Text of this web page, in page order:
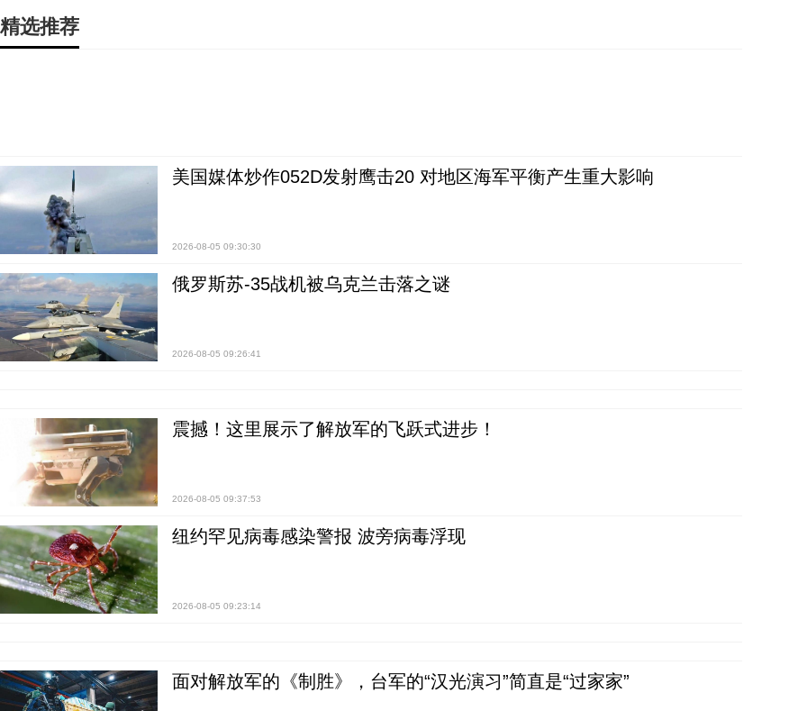
精选推荐
美国媒体炒作052D发射鹰击20 对地区海军平衡产生重大影响
2026-08-05 09:30:30
俄罗斯苏-35战机被乌克兰击落之谜
2026-08-05 09:26:41
震撼！这里展示了解放军的飞跃式进步！
2026-08-05 09:37:53
纽约罕见病毒感染警报 波旁病毒浮现
2026-08-05 09:23:14
面对解放军的《制胜》，台军的“汉光演习”简直是“过家家”